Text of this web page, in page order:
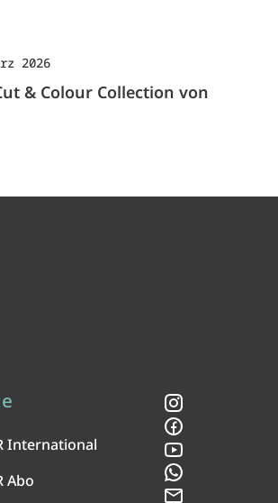
2026
& Colour Collection von
International
Abo